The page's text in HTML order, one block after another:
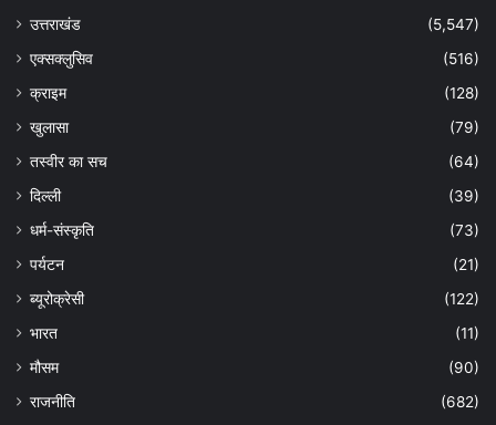
उत्तराखंड
(5,547)
एक्सक्लुसिव
(516)
क्राइम
(128)
खुलासा
(79)
तस्वीर का सच
(64)
दिल्ली
(39)
धर्म-संस्कृति
(73)
पर्यटन
(21)
ब्यूरोक्रेसी
(122)
भारत
(11)
मौसम
(90)
राजनीति
(682)